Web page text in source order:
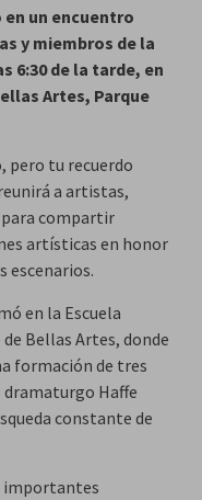
un encuentro
y miembros de la
6:30 de la tarde, en
Artes, Parque
pero tu recuerdo
a artistas,
compartir
artísticas en honor
escenarios.
en la Escuela
Bellas Artes, donde
formación de tres
Haffe
constante de
importantes